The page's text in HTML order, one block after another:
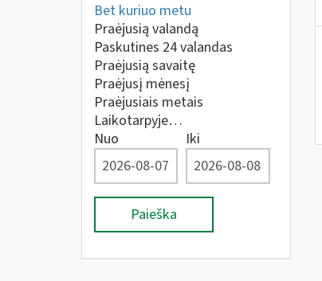
Bet kuriuo metu
Praėjusią valandą
Paskutines 24 valandas
Praėjusią savaitę
Praėjusį mėnesį
Praėjusiais metais
Laikotarpyje…
Nuo
Iki
Paieška